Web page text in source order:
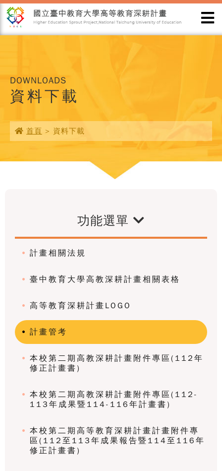
DOWNLOADS
資料下載
首頁 > 資料下載
功能選單
計畫相關法規
臺中教育大學高教深耕計畫相關表格
高等教育深耕計畫LOGO
計畫管考
本校第二期高教深耕計畫附件專區(112年
修正計畫書)
本校第二期高教深耕計畫附件專區(112-
113年成果暨114-116年計畫書)
本校第二期高等教育深耕計畫計畫附件專
區(112至113年成果報告暨114至116年
修正計畫書)